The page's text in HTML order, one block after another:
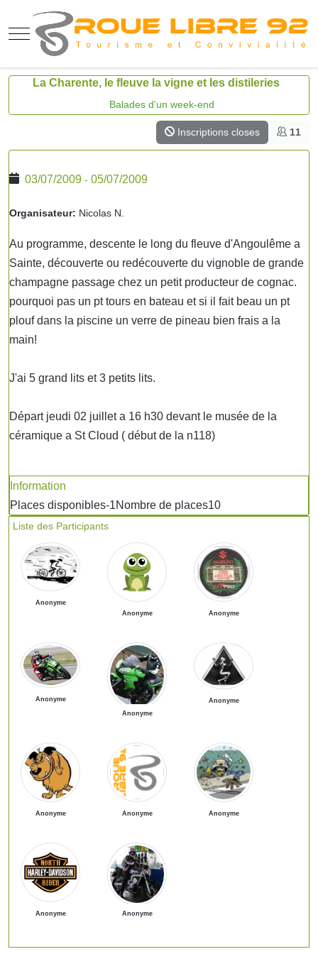
Mobile Menu Toggle
La Charente, le fleuve la vigne et les distileries
Balades d'un week-end
Inscriptions closes 11
03/07/2009 - 05/07/2009
Organisateur: Nicolas N.
Au programme, descente le long du fleuve d'Angoulême a
Sainte, découverte ou redécouverte du vignoble de grande
champagne passage chez un petit producteur de cognac.
pourquoi pas un pt tours en bateau et si il fait beau un pt
plouf dans la piscine un verre de pineau bien frais a la
main!
J'ai 5 grand lits et 3 petits lits.
Départ jeudi 02 juillet a 16 h30 devant le musée de la
céramique a St Cloud ( début de la n118)
Information
Places disponibles-1Nombre de places10
Liste des Participants
Anonyme
Anonyme
Anonyme
Anonyme
Anonyme
Anonyme
Anonyme Anonyme Anonyme
Anonyme Anonyme